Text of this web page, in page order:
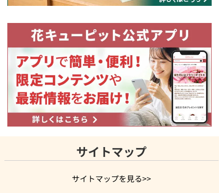
サイトマップ
サイトマップを見る>>